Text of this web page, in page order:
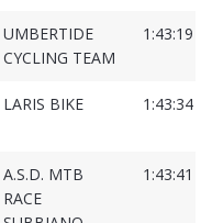
UMBERTIDE
CYCLING TEAM
1:43:19
LARIS BIKE 1:43:34
A.S.D. MTB
RACE
1:43:41